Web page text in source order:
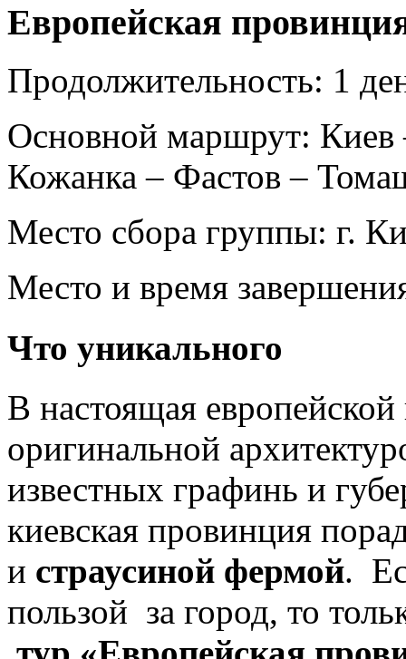
Европейская
Продолжительность: 1
Основной маршрут: Киев
Кожанка – Фастов –
Место сбора группы: г.
Место и время
Что уникального
В настоящая
оригинальной
известных графинь и
киевская провинция
и страусиной фермой.
пользой за город, то